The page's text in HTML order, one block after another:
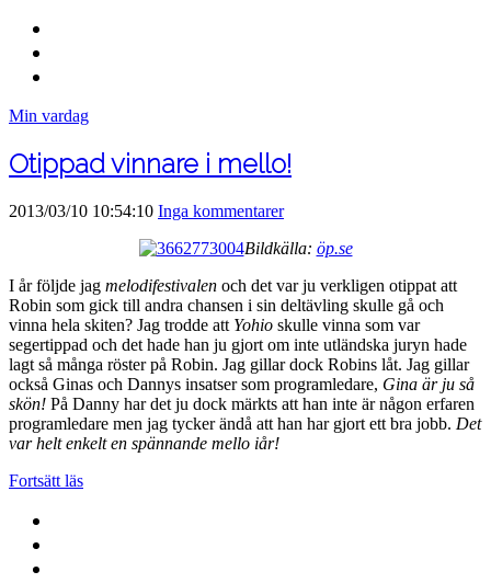
Min vardag
Otippad vinnare i mello!
2013/03/10 10:54:10 Inga kommentarer
Bildkälla: öp.se
I år följde jag melodifestivalen och det var ju verkligen otippat att
Robin som gick till andra chansen i sin deltävling skulle gå och
vinna hela skiten? Jag trodde att Yohio skulle vinna som var
segertippad och det hade han ju gjort om inte utländska juryn hade
lagt så många röster på Robin. Jag gillar dock Robins låt. Jag gillar
också Ginas och Dannys insatser som programledare, Gina är ju så
skön! På Danny har det ju dock märkts att han inte är någon erfaren
programledare men jag tycker ändå att han har gjort ett bra jobb. Det
var helt enkelt en spännande mello iår!
Fortsätt läs